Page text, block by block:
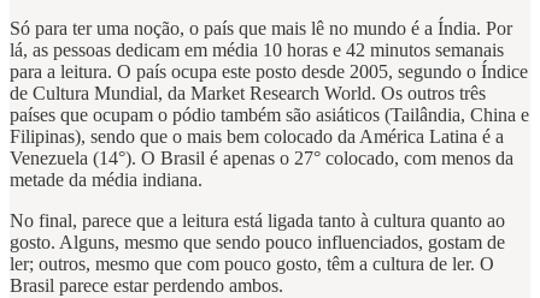
Só para ter uma noção, o país que mais lê no mundo é a Índia. Por
lá, as pessoas dedicam em média 10 horas e 42 minutos semanais
para a leitura. O país ocupa este posto desde 2005, segundo o Índice
de Cultura Mundial, da Market Research World. Os outros três
países que ocupam o pódio também são asiáticos (Tailândia, China e
Filipinas), sendo que o mais bem colocado da América Latina é a
Venezuela (14°). O Brasil é apenas o 27° colocado, com menos da
metade da média indiana.
No final, parece que a leitura está ligada tanto à cultura quanto ao
gosto. Alguns, mesmo que sendo pouco influenciados, gostam de
ler; outros, mesmo que com pouco gosto, têm a cultura de ler. O
Brasil parece estar perdendo ambos.